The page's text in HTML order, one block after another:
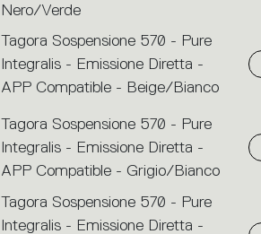
Nero/Verde
Tagora Sospensione 570 - Pure
Integralis - Emissione Diretta -
APP Compatible - Beige/Bianco
Tagora Sospensione 570 - Pure
Integralis - Emissione Diretta -
APP Compatible - Grigio/Bianco
Tagora Sospensione 570 - Pure
Integralis - Emissione Diretta -